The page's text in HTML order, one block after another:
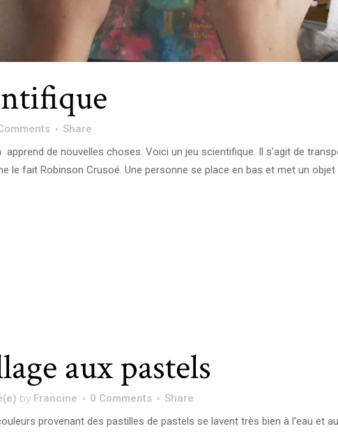
Share
de nouvelles choses. Voici un jeu scientifique. Il s'agit de
le fait Robinson Crusoé. Une personne se place en bas et met un objet
aux pastels
by Francine 0 Comments
Share
provenant des pastilles de pastels se lavent très bien à l'eau et au